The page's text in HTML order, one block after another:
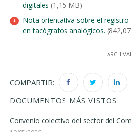
digitales (1,15 MB)
Nota orientativa sobre el registro
en tacógrafos analógicos.
COMPARTIR:
DOCUMENTOS MÁS VISTOS
Convenio colectivo del sector del